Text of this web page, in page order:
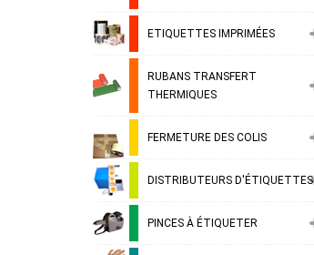
ETIQUETTES IMPRIMÉES
RUBANS TRANSFERT
THERMIQUES
FERMETURE DES COLIS
DISTRIBUTEURS D'ÉTIQUETTES
PINCES À ÉTIQUETER